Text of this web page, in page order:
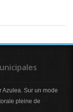
Sur un mode
pleine de